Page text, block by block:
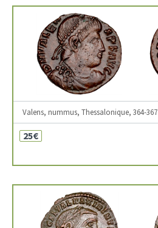
Valens, nummus, Thessalonique, 364-367
25€